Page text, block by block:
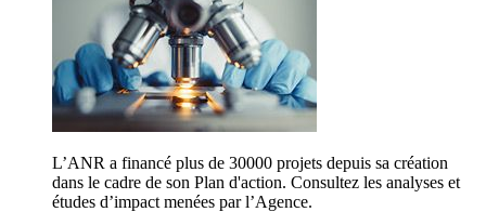
L’ANR a financé plus de 30000 projets depuis sa création
dans le cadre de son Plan d'action. Consultez les analyses et
études d’impact menées par l’Agence.